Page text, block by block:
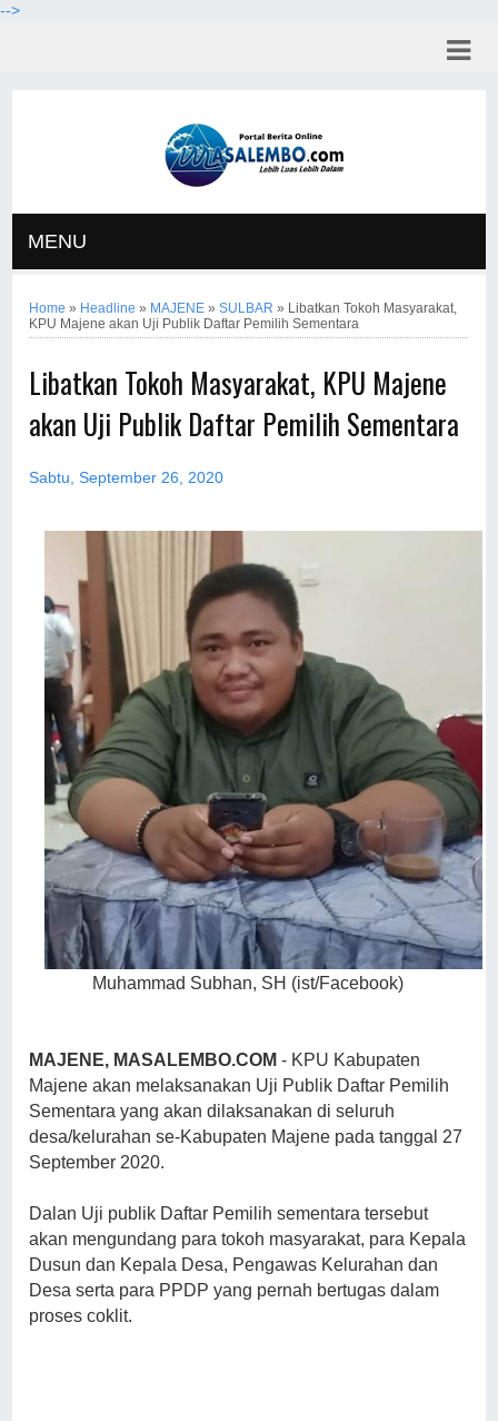
-->
MENU
Home » Headline » MAJENE »SULBAR » Libatkan Tokoh Masyarakat,
KPU Majene akan Uji Publik Daftar Pemilih Sementara
Libatkan Tokoh Masyarakat, KPU Majene
akan Uji Publik Daftar Pemilih Sementara
Sabtu, September 26, 2020
Muhammad Subhan, SH (ist/Facebook)
MAJENE, MASALEMBO.COM - KPU Kabupaten
Majene akan melaksanakan Uji Publik Daftar Pemilih
Sementara yang akan dilaksanakan di seluruh
desa/kelurahan se-Kabupaten Majene pada tanggal 27
September 2020.
Dalan Uji publik Daftar Pemilih sementara tersebut
akan mengundang para tokoh masyarakat, para Kepala
Dusun dan Kepala Desa, Pengawas Kelurahan dan
Desa serta para PPDP yang pernah bertugas dalam
proses coklit.